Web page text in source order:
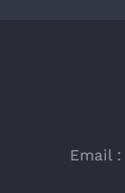
Email :